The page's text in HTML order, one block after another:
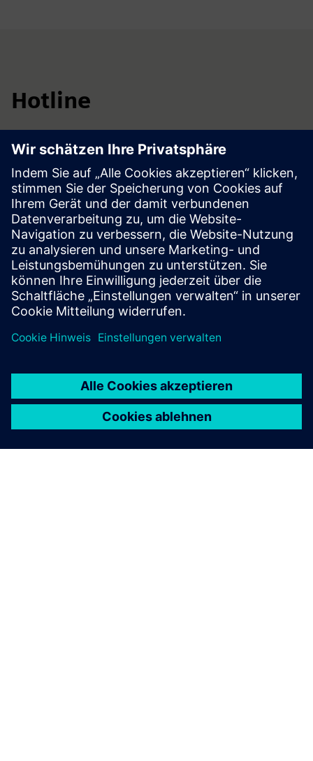
Hotline
International (Englisch):+49 (89) 3803 5491
Deutschland (Deutsch):+49 (800) 225 53 36 **
* Die Gebühren variieren je nach Dienstanbieter und
Land/Region
** Kostenlos aus dem deutschen Fest- und Mobilfunknetz;
Anrufer aus dem Ausland verwenden bitte die
internationale Nummer.